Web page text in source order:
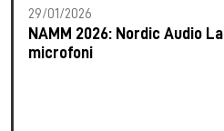
29/01/2026
NAMM 2026: Nordic Audio
microfoni